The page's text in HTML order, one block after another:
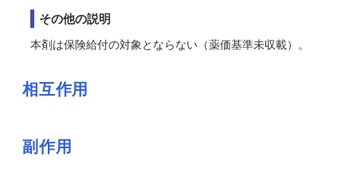
その他の説明
本剤は保険給付の対象とならない（薬価基準未収載）。
相互作用
副作用